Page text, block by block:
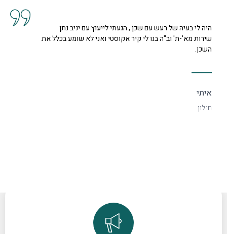
לייעוץ עם יניב נתן
ואני לא שומע בכלל את
קיבלנו שרות מצוין, הסברים
נחמדה מאוד בשם קרן היא